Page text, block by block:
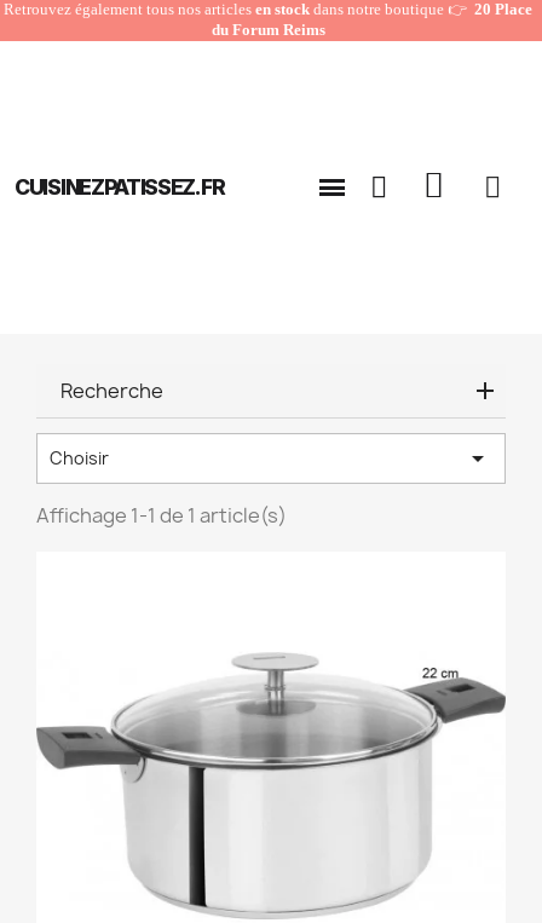
Retrouvez également tous nos articles en stock dans notre boutique 👉20 Place
du Forum Reims
CUISINEZPATISSEZ.FR
Recherche
Choisir 
Affichage 1-1 de 1 article(s)